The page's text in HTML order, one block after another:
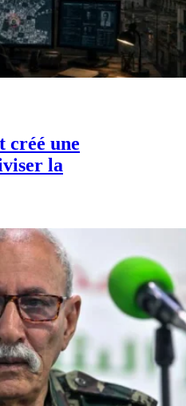
créé une
la